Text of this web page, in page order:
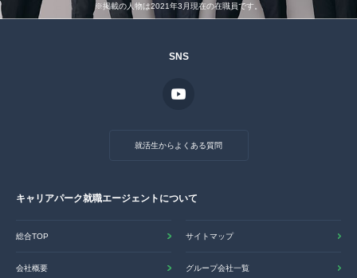
※掲載の人物は2021年3月現在の在職員です。
SNS
就活生からよくある質問
キャリアパーク就職エージェントについて
総合TOP サイトマップ
会社概要 グループ会社一覧